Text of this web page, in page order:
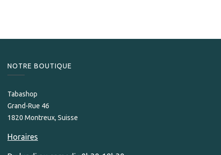
NOTRE BOUTIQUE
Tabashop
Grand-Rue 46
1820 Montreux, Suisse
Horaires